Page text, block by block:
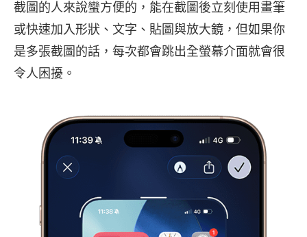
截圖的人來說蠻方便的，能在截圖後立刻使用畫筆
或快速加入形狀、文字、貼圖與放大鏡，但如果你
是多張截圖的話，每次都會跳出全螢幕介面就會很
令人困擾。